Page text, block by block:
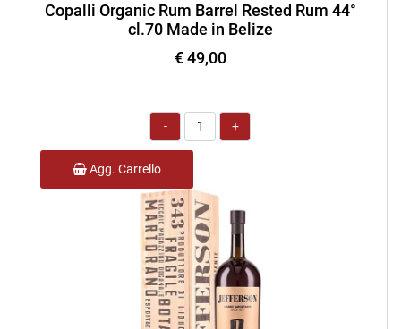
Copalli Organic Rum Barrel Rested Rum 44°
cl.70 Made in Belize
€ 49,00
Quantità
Agg. Carrello